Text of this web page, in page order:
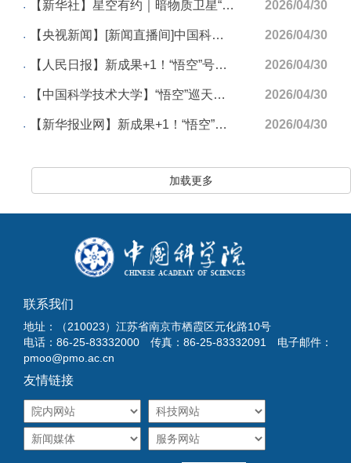
【新华社】星空有约｜暗物质卫星“悟空”发布最新成果 地球附近存在“超级加速器” 2026/04/30
【央视新闻】[新闻直播间]中国科学院科研新成果发布 “悟空”号揭示宇宙射线加速关键机制 2026/04/30
【人民日报】新成果+1！“悟空”号揭示宇宙射线加速关键机制 2026/04/30
【中国科学技术大学】“悟空”巡天，发现宇宙射线加速能量极限的电荷依赖规律 2026/04/30
【新华报业网】新成果+1！“悟空”号揭示宇宙射线加速关键机制 2026/04/30
加载更多
联系我们
地址：（210023）江苏省南京市栖霞区元化路10号
电话：86-25-83332000 传真：86-25-83332091 电子邮件：
pmoo@pmo.ac.cn
友情链接